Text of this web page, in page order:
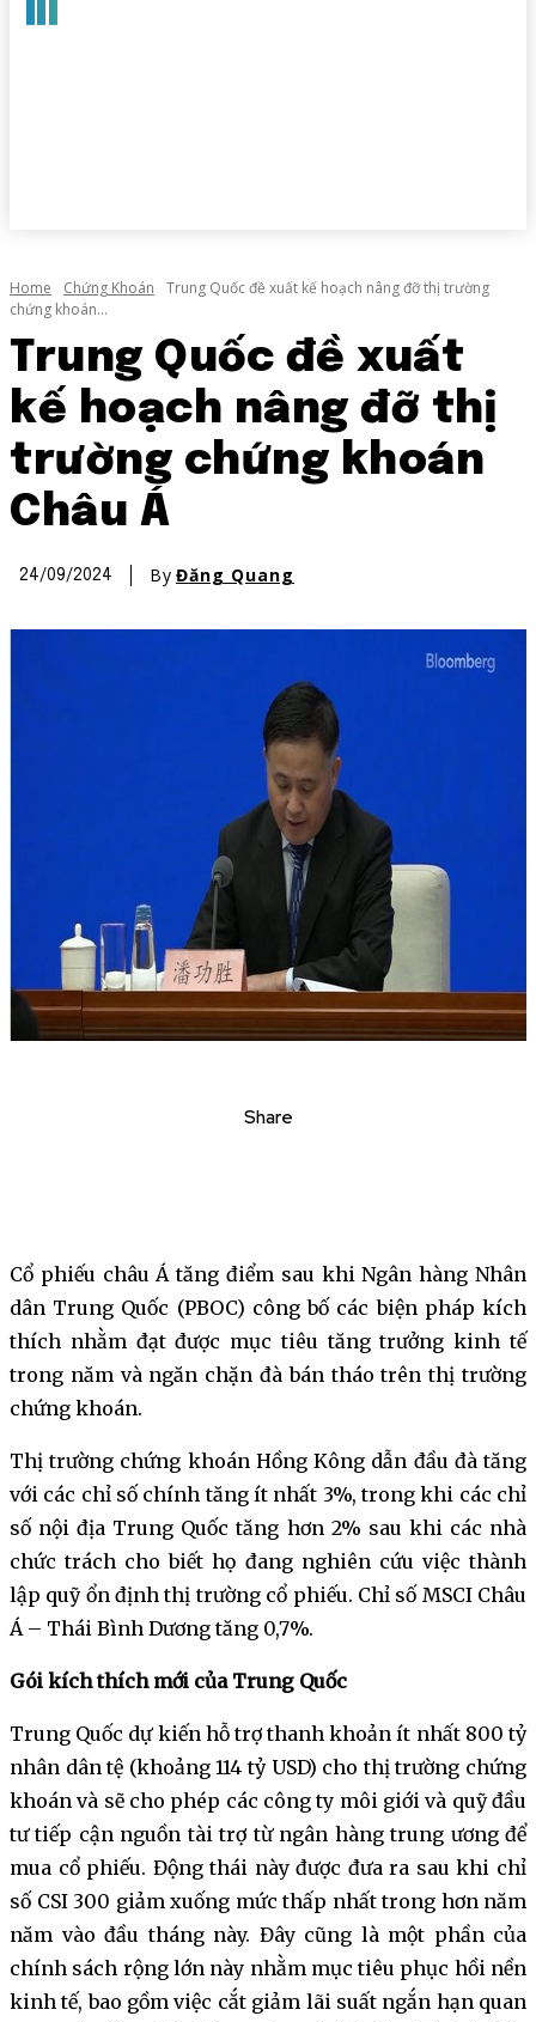
Home Chứng Khoán
Trung Quốc đề xuất kế hoạch nâng đỡ thị trường
chứng khoán...
Trung Quốc đề xuất
kế hoạch nâng đỡ thị
trường chứng khoán
Châu Á
24/09/2024 By Đăng Quang
Share
Cổ phiếu châu Á tăng điểm sau khi Ngân hàng Nhân
dân Trung Quốc (PBOC) công bố các biện pháp kích
thích nhằm đạt được mục tiêu tăng trưởng kinh tế
trong năm và ngăn chặn đà bán tháo trên thị trường
chứng khoán.
Thị trường chứng khoán Hồng Kông dẫn đầu đà tăng
với các chỉ số chính tăng ít nhất 3%, trong khi các chỉ
số nội địa Trung Quốc tăng hơn 2% sau khi các nhà
chức trách cho biết họ đang nghiên cứu việc thành
lập quỹ ổn định thị trường cổ phiếu. Chỉ số MSCI Châu
Á – Thái Bình Dương tăng 0,7%.
Gói kích thích mới của Trung Quốc
Trung Quốc dự kiến hỗ trợ thanh khoản ít nhất 800 tỷ
nhân dân tệ (khoảng 114 tỷ USD) cho thị trường chứng
khoán và sẽ cho phép các công ty môi giới và quỹ đầu
tư tiếp cận nguồn tài trợ từ ngân hàng trung ương để
mua cổ phiếu. Động thái này được đưa ra sau khi chỉ
số CSI 300 giảm xuống mức thấp nhất trong hơn năm
năm vào đầu tháng này. Đây cũng là một phần của
chính sách rộng lớn này nhằm mục tiêu phục hồi nền
kinh tế, bao gồm việc cắt giảm lãi suất ngắn hạn quan